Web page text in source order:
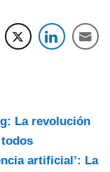
La revolución
artificial’: La